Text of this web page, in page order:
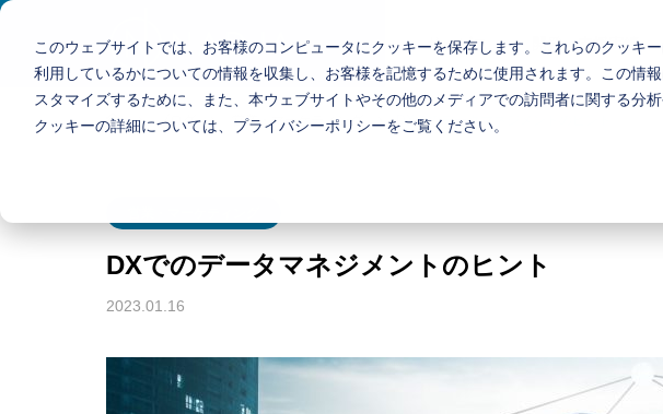
このウェブサイトでは、お客様のコンピュータにクッキーを保存します。これらのクッキ
利用しているかについての情報を収集し、お客様を記憶するために使用されます。この情
スタマイズするために、また、本ウェブサイトやその他のメディアでの訪問者に関する分
クッキーの詳細については、プライバシーポリシーをご覧ください。
サービス 開発・支援実績
サービス
NADJAが提供するクラ
業務効率化を加速！
です。
ブログ
も一歩から
2026年版AIエージェント導入
OpenClaw VPS移行 実践ガイ
ブログ 営業・マーケティング DXでのデータマネジメントのヒント
DXでのデータマネジメントのヒント
2023.01.16